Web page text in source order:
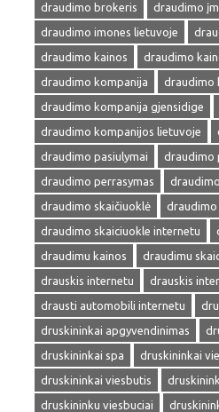
draudimo brokeris
draudimo
draudimo imones lietuvoje
draudimo kainos
draudimo
draudimo kompanija
draudimo
draudimo kompanija gjensidige
draudimo kompanijos lietuvoje
draudimo pasiulymai
draudimo
draudimo perrasymas
draudimo skaičiuoklė
draudimo
draudimo skaiciuokle internetu
draudimu kainos
draudimu
drauskis internetu
drauskis
drausti automobili internetu
druskininkai apgyvendinimas
druskininkai spa
druskininkai
druskininkai viesbutis
druskininku viesbuciai